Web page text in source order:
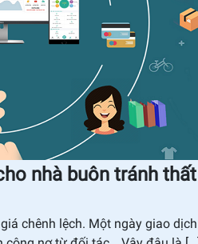
nhà buôn tránh
chênh lệch. Một ngày giao